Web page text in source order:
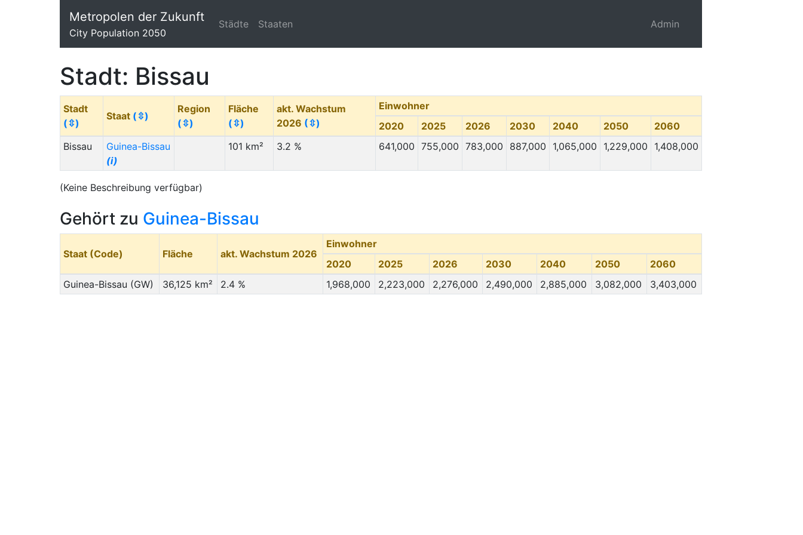
Metropolen der Zukunft
City Population 2050
Städte Staaten Admin
Stadt: Bissau
Stadt
(⇳)
Staat (⇳)
Region
(⇳)
Fläche
(⇳)
akt. Wachstum
2026 (⇳)
Einwohner
2020
2025 2026 2030 2040 2050
2060
Bissau
Guinea-Bissau
(i)
101 km² 3.2 % 641,000 755,000 783,000 887,000 1,065,000 1,229,000 1,408,000
(Keine Beschreibung verfügbar)
Gehört zu Guinea-Bissau
Staat (Code) Fläche akt. Wachstum 2026
Einwohner
2020
2025 2026 2030 2040 2050
2060
Guinea-Bissau (GW)
36,125 km² 2.4 % 1,968,000 2,223,000 2,276,000 2,490,000 2,885,000 3,082,000 3,403,000